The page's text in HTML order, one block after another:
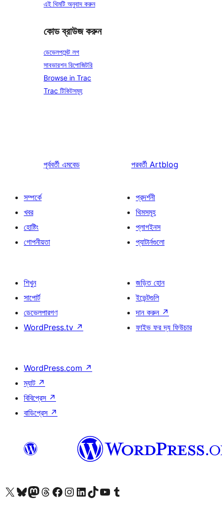
এই থিমটি অনুবাদ করুন
কোড ব্রাউজ করুন
ডেভেলপমেন্ট লগ
সাবভারশন রিপোজিটরি
Browse in Trac
Trac টিকিটসমূহ
পূর্ববর্তী এমবেড পরবর্তী Artblog
সম্পর্কে
খবর
হোষ্টিং
গোপনীয়তা
প্রদর্শনী
থিমসমূহ
প্লাগইনস
প্যাটার্নগুলো
শিখুন
সাপোর্ট
ডেভেলপারগণ
WordPress.tv ↗
জড়িত হোন
ইভেন্টগুলি
দান করুন ↗
ফাইভ ফর দ্য ফিউচার
WordPress.com ↗
ম্যাট ↗
বিবিপ্রেস ↗
বাডিপ্রেস ↗
আমাদের X (আগের টুইটার) অ্যাকাউন্টে যানআমাদের Bluesky অ্যাকাউন্টটি দেখুনআমাদের মাস্টোডন অ্যাকাউন্টটি দেখুনআমাদের থ্রেডস অ্যাকাউন্টটি দেখুনআমাদের ফেসবুক পেজ দেখুনআমাদের ইন্সটাগ্রাম অ্যাকাউন্ট দেখুনআমাদের লিঙ্কডইন অ্যাকাউন্টে যানআমাদের TikTok অ্যাকাউন্টটি দেখুনআমাদের ইউটিউব চ্যানেলে যান আমাদের টাম্বলার অ্যাকাউন্ট দেখুন